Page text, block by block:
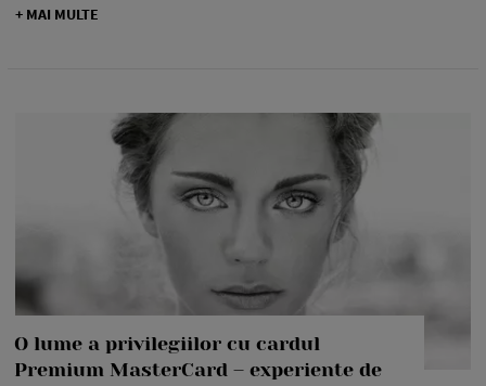
+ MAI MULTE
O lume a privilegiilor cu cardul
Premium MasterCard – experiente de